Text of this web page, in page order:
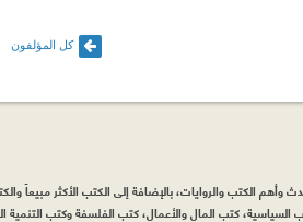
كل المؤلفون
وأهم الكتب والروايات، بالإضافة إلى الكتب الأكثر مبيعاً
كتب المال والأعمال، كتب الفلسفة وكتب التنمية